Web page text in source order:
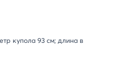
купола 93 см; длина в